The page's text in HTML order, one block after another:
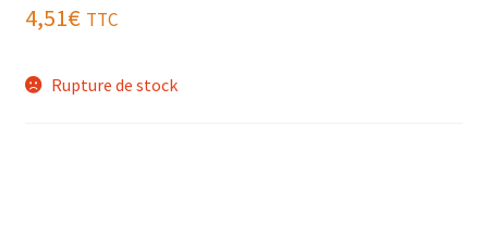
4,51€ TTC
Rupture de stock